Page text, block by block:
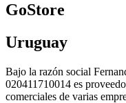
GoStore
Uruguay
Bajo la razón social
020411710014 es
comerciales de varias